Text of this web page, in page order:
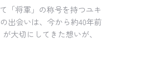
「将軍」の称号を持つユキ
出会いは、今から約40年前
大切にしてきた想いが、